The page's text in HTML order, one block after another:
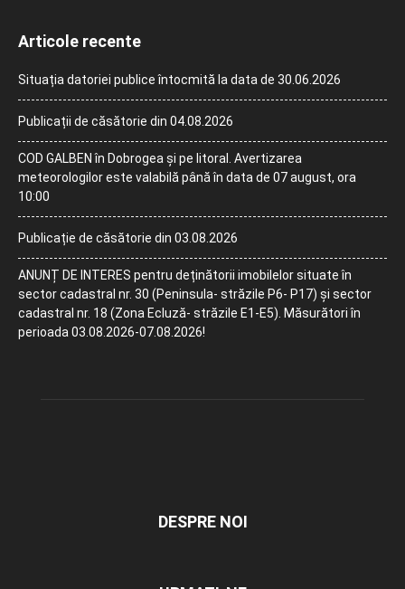
Articole recente
Situația datoriei publice întocmită la data de 30.06.2026
Publicații de căsătorie din 04.08.2026
COD GALBEN în Dobrogea și pe litoral. Avertizarea
meteorologilor este valabilă până în data de 07 august, ora
10:00
Publicație de căsătorie din 03.08.2026
ANUNȚ DE INTERES pentru deținătorii imobilelor situate în
sector cadastral nr. 30 (Peninsula- străzile P6- P17) și sector
cadastral nr. 18 (Zona Ecluză- străzile E1-E5). Măsurători în
perioada 03.08.2026-07.08.2026!
DESPRE NOI